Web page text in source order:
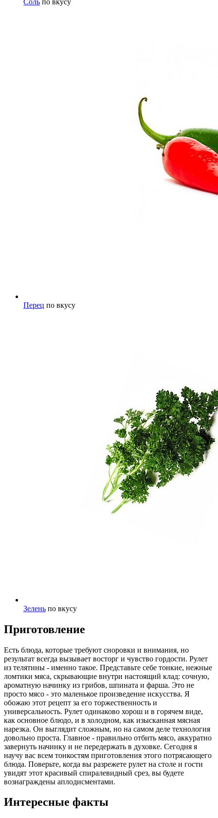
Перец по вкусу
Зелень по вкусу
Приготовление
Есть блюда, которые требуют сноровки и внимания, но
результат всегда вызывает восторг и чувство гордости. Рулет
из телятины - именно такое. Представьте себе тонкие, нежные
ломтики мяса, скрывающие внутри настоящий клад: сочную,
ароматную начинку из грибов, шпината и фарша. Это не
просто мясо - это маленькое произведение искусства. Я
обожаю этот рецепт за его торжественность и
универсальность. Рулет одинаково хорош и в горячем виде,
как основное блюдо, и в холодном, как изысканная мясная
нарезка. Он выглядит сложным, но на самом деле технология
довольно проста. Главное - правильно отбить мясо, аккуратно
завернуть начинку и не передержать в духовке. Сегодня я
научу вас всем тонкостям приготовления этого потрясающего
блюда. Поверьте, когда вы разрежете рулет на столе и гости
увидят этот красивый спиралевидный срез, вы будете
вознаграждены аплодисментами.
Интересные факты